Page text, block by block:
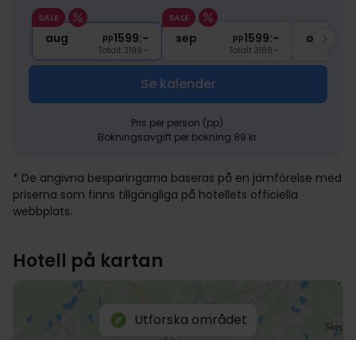
SALE
aug pp1599:-
Totalt 3198:-
SALE
sep pp1599:-
Totalt 3198:-
okt
Se kalender
Pris per person (pp).
Bokningsavgift per bokning 89 kr.
* De angivna besparingarna baseras på en jämförelse med
priserna som finns tillgängliga på hotellets officiella
webbplats.
Hotell på kartan
Utforska området